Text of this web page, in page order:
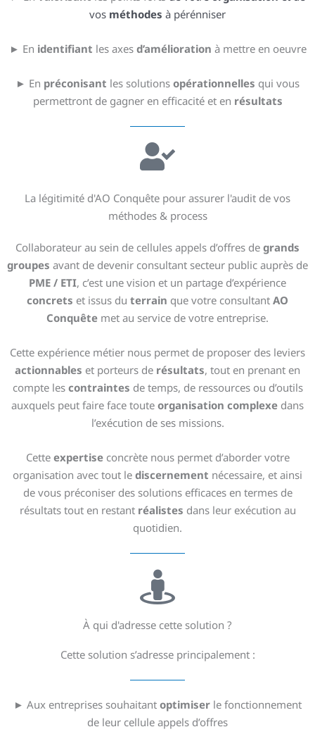
vos méthodes à pérénniser
► En identifiant les axes d’amélioration à mettre en oeuvre
► En préconisant les solutions opérationnelles qui vous
permettront de gagner en efficacité et en résultats
La légitimité d'AO Conquête pour assurer l'audit de vos
méthodes & process
Collaborateur au sein de cellules appels d’offres de grands
groupes avant de devenir consultant secteur public auprès de
PME / ETI, c’est une vision et un partage d’expérience
concrets et issus du terrain que votre consultant AO
Conquête met au service de votre entreprise.
Cette expérience métier nous permet de proposer des leviers
actionnables et porteurs de résultats, tout en prenant en
compte les contraintes de temps, de ressources ou d’outils
auxquels peut faire face toute organisation complexe dans
l’exécution de ses missions.
Cette expertise concrète nous permet d’aborder votre
organisation avec tout le discernement nécessaire, et ainsi
de vous préconiser des solutions efficaces en termes de
résultats tout en restant réalistes dans leur exécution au
quotidien.
À qui d'adresse cette solution ?
Cette solution s’adresse principalement :
► Aux entreprises souhaitant optimiser le fonctionnement
de leur cellule appels d’offres